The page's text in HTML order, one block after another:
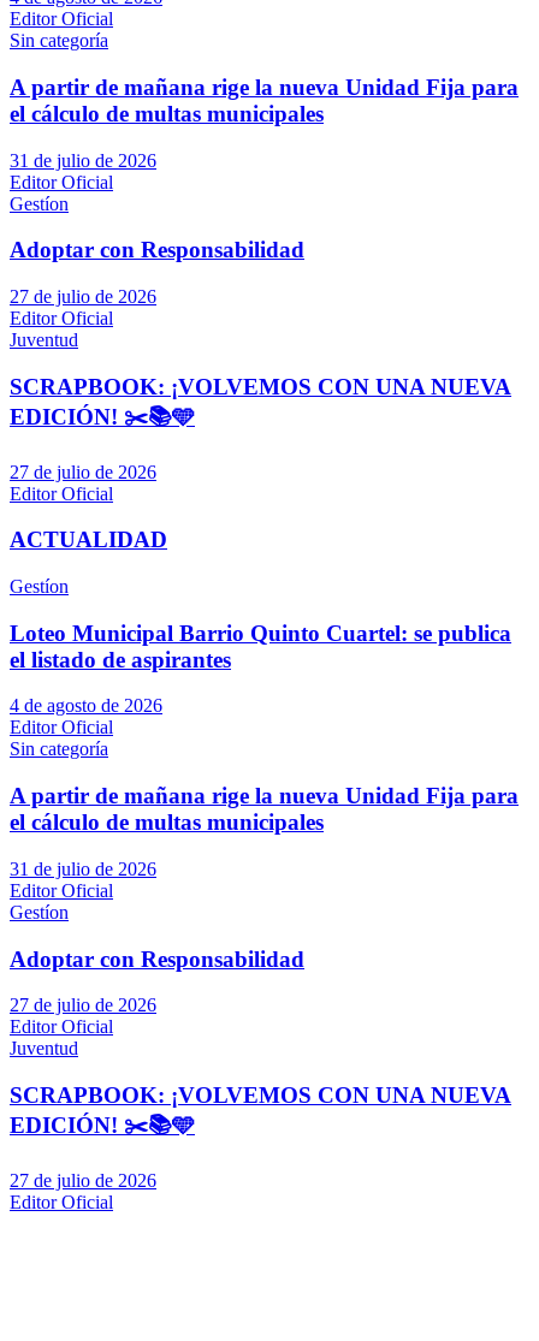
Editor Oficial
Sin categoría
A partir de mañana rige la nueva Unidad Fija para
el cálculo de multas municipales
31 de julio de 2026
Editor Oficial
Gestíon
Adoptar con Responsabilidad
27 de julio de 2026
Editor Oficial
Juventud
SCRAPBOOK: ¡VOLVEMOS CON UNA NUEVA
EDICIÓN! ✂️📚🩵
27 de julio de 2026
Editor Oficial
ACTUALIDAD
Gestíon
Loteo Municipal Barrio Quinto Cuartel: se publica
el listado de aspirantes
4 de agosto de 2026
Editor Oficial
Sin categoría
A partir de mañana rige la nueva Unidad Fija para
el cálculo de multas municipales
31 de julio de 2026
Editor Oficial
Gestíon
Adoptar con Responsabilidad
27 de julio de 2026
Editor Oficial
Juventud
SCRAPBOOK: ¡VOLVEMOS CON UNA NUEVA
EDICIÓN! ✂️📚🩵
27 de julio de 2026
Editor Oficial